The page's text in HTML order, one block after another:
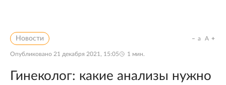
Новости
Опубликовано 21 декабря 2021, 15:05 1 мин.
a A
Гинеколог: какие анализы нужно